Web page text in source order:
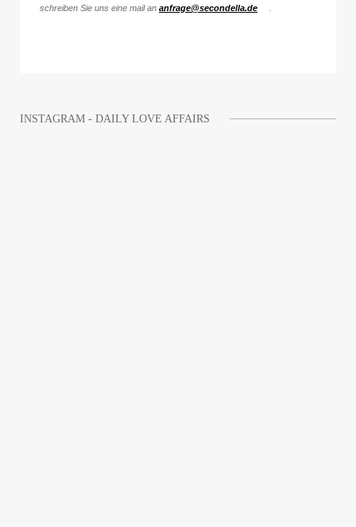
schreiben Sie uns eine mail an anfrage@secondella.de
INSTAGRAM - DAILY LOVE AFFAIRS